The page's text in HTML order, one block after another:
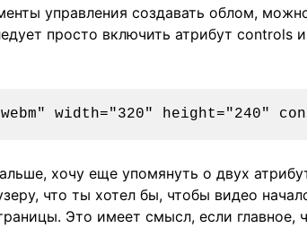
управления создавать облом,
просто включить атрибут controls
хочу еще упомянуть о двух
что ты хотел бы, чтобы видео
Это имеет смысл, если главное,